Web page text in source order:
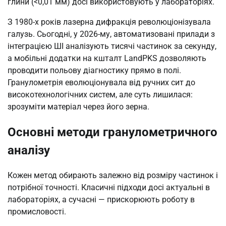
З 1980-х років лазерна дифракція революціонізувала
галузь. Сьогодні, у 2026-му, автоматизовані прилади з
інтеграцією ШІ аналізують тисячі частинок за секунду,
а мобільні додатки на кшталт LandPKS дозволяють
проводити польову діагностику прямо в полі.
Гранулометрія еволюціонувала від ручних сит до
високотехнологічних систем, але суть лишилася:
зрозуміти матеріал через його зерна.
Основні методи гранулометричного
аналізу
Кожен метод обирають залежно від розміру частинок і
потрібної точності. Класичні підходи досі актуальні в
лабораторіях, а сучасні — прискорюють роботу в
промисловості.